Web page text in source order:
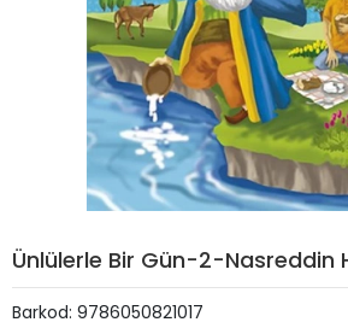
Ünlülerle Bir Gün-2-Nasreddin
Barkod: 9786050821017